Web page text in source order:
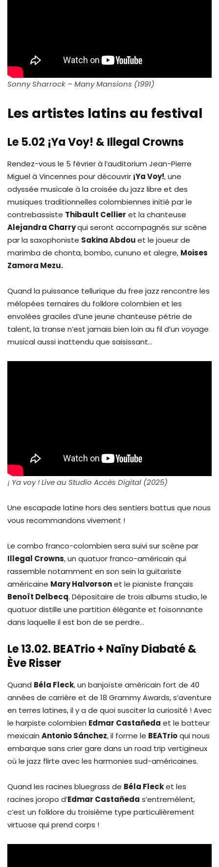
Sonny Sharrock – Many Mansions (1991)
Les artistes latins au festival
Le 5.02 ¡Ya Voy! & Illegal Crowns
Rendez-vous le 5 février à l’auditorium Jean-Pierre
Miguel à Vincennes pour découvrir ¡Ya Voy!, une
odyssée musicale à la croisée du jazz libre et des
musiques traditionnelles colombiennes initié par le
contrebassiste Thibault Cellier et la chanteuse
Alejandra Charryqui seront accompagnés sur scène
par la saxophoniste Sakina Abdouet le joueur de
marimba de chonta, bombo, cununo et alegre, Moises
Zamora Mezu.
Quand la puissance tellurique du free jazz rencontre les
mélopées ternaires du folklore colombien et les
envolées graciles d’une jeune chanteuse pétrie de
talent, la transe n’est jamais bien loin au fil d’un voyage
musical aussi inattendu que saisissant…
¡ Ya voy ! Live au Studio Accès Digital (2025)
Une escapade latine hors des sentiers battus que nous
vous recommandons vivement !
Le combo franco-colombien sera suivi sur scène par
Illegal Crowns, un quatuor franco-américain qui
rassemble notamment en son sein la guitariste
américaine Mary Halvorsonet le pianiste français
Benoît Delbecq. Dépositaire de trois albums studio, le
quatuor distille une partition élégante et foisonnante
dans laquelle il est bon de se perdre…
Le 13.02. BEATrio + Naïny Diabaté &
Ève Risser
Quand Béla Fleck, un banjoïste américain fort de 40
années de carrière et de 18 Grammy Awards, s’aventure
en terres latines, il y a de quoi susciter la curiosité ! Avec
le harpiste colombien Edmar Castañeda et le batteur
mexicain Antonio Sánchez, il forme le BEATrioqui nous
embarque sans crier gare dans un road trip vertigineux
où le jazz flirte avec les harmonies sud-américaines.
Quand les racines bluegrass de Béla Flecket les
racines joropo d’Edmar Castañeda s’entremêlent,
c’est un folklore du troisième type particulièrement
virtuose qui prend corps !